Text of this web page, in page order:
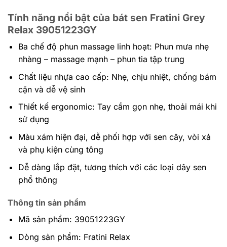
Tính năng nổi bật của bát sen Fratini Grey
Relax 39051223GY
Ba chế độ phun massage linh hoạt: Phun mưa nhẹ
nhàng – massage mạnh – phun tia tập trung
Chất liệu nhựa cao cấp: Nhẹ, chịu nhiệt, chống bám
cặn và dễ vệ sinh
Thiết kế ergonomic: Tay cầm gọn nhẹ, thoải mái khi
sử dụng
Màu xám hiện đại, dễ phối hợp với sen cây, vòi xả
và phụ kiện cùng tông
Dễ dàng lắp đặt, tương thích với các loại dây sen
phổ thông
Thông tin sản phẩm
Mã sản phẩm: 39051223GY
Dòng sản phẩm: Fratini Relax